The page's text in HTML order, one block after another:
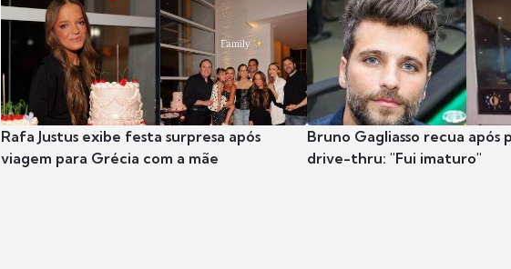
Rafa Justus exibe festa surpresa após
viagem para Grécia com a mãe
Bruno Gagliasso recua após
drive-thru: "Fui imaturo"